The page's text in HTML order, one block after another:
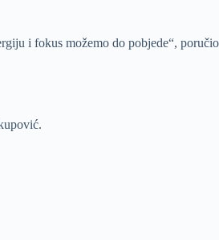
i fokus možemo do pobjede“, poručio